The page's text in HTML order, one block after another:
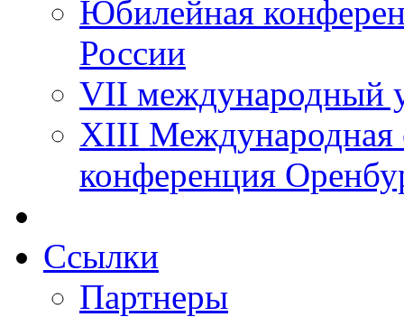
Юбилейная
России
VII международный
XIII Международная
конференция
Ссылки
Партнеры